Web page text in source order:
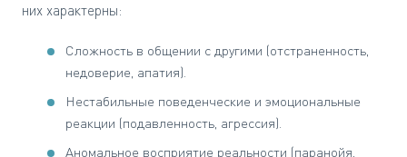
них характерны:
Сложность в общении с другими (отстраненность,
недоверие, апатия).
Нестабильные поведенческие и эмоциональные
реакции (подавленность, агрессия).
Аномальное восприятие реальности (паранойя,